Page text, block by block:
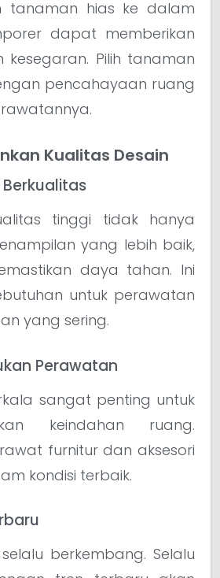
tanaman hias ke dalam
dapat memberikan
kesegaran. Pilih tanaman
pencahayaan ruang
Kualitas Desain
Berkualitas
tinggi tidak hanya
yang lebih baik,
daya tahan. Ini
untuk perawatan
yang sering.
Perawatan
sangat penting untuk
keindahan ruang.
furnitur dan aksesori
kondisi terbaik.
berkembang. Selalu